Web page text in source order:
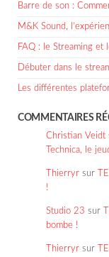
Barre de son :
M&K Sound,
FAQ : le Streaming et
Débuter dans le
Les différentes
COMMENTAIRES
Christian Veidt
Technica, le
Thierryr sur
!
Studio 23 sur
bombe !
Thierryr sur